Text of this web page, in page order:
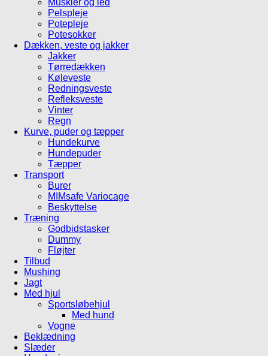
Muskler og led
Pelspleje
Potepleje
Potesokker
Dækken, veste og jakker
Jakker
Tørredækken
Køleveste
Redningsveste
Refleksveste
Vinter
Regn
Kurve, puder og tæpper
Hundekurve
Hundepuder
Tæpper
Transport
Burer
MIMsafe Variocage
Beskyttelse
Træning
Godbidstasker
Dummy
Fløjter
Tilbud
Mushing
Jagt
Med hjul
Sportsløbehjul
Med hund
Vogne
Beklædning
Slæder